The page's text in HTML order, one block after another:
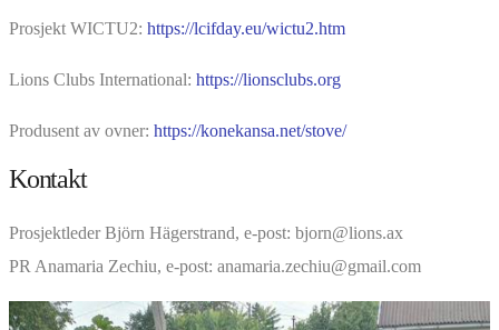
Prosjekt WICTU2: https://lcifday.eu/wictu2.htm
Lions Clubs International: https://lionsclubs.org
Produsent av ovner: https://konekansa.net/stove/
Kontakt
Prosjektleder Björn Hägerstrand, e-post: bjorn@lions.ax
PR Anamaria Zechiu, e-post: anamaria.zechiu@gmail.com